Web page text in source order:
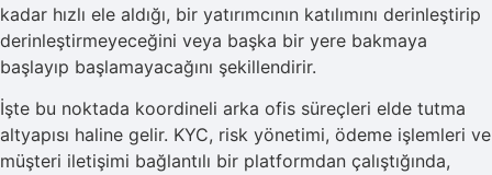
kadar hızlı ele aldığı, bir yatırımcının katılımını derinleştirip
derinleştirmeyeceğini veya başka bir yere bakmaya
başlayıp başlamayacağını şekillendirir.
İşte bu noktada koordineli arka ofis süreçleri elde tutma
altyapısı haline gelir. KYC, risk yönetimi, ödeme işlemleri ve
müşteri iletişimi bağlantılı bir platformdan çalıştığında,